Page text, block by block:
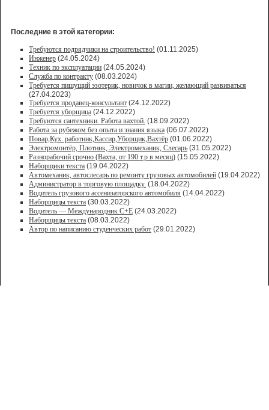
Последние в этой категории:
Требуются подрядчики на строительство! (01.11.2025)
Инженер (24.05.2024)
Техник по эксплуатации (24.05.2024)
Служба по контракту (08.03.2024)
Требуется пишущий эзотерик, новичок в магии, желающий развиваться
(27.04.2023)
Требуется продавец-консультант (24.12.2022)
Требуется уборщица (24.12.2022)
Требуются сантехники. Работа вахтой. (18.09.2022)
Работа за рубежом без опыта и знания языка (06.07.2022)
Повар,Кух. работник,Кассир,Уборщик,Вахтёр (01.06.2022)
Электромонтёр, Плотник, Электромеханик, Слесарь (31.05.2022)
Paзнoрабочий cрочно (Вахта, от 190 т.р в месяц) (15.05.2022)
Наборщики текста (19.04.2022)
Автомеханик, автослесарь по ремонту грузовых автомобилей (19.04.2022)
Администратор в торговую площадку. (18.04.2022)
Водитель грузового ассенизаторского автомобиля (14.04.2022)
Наборщицы текста (30.03.2022)
Водитель — Международник С+Е (24.03.2022)
Наборщицы текста (08.03.2022)
Автор по написанию студенческих работ (29.01.2022)